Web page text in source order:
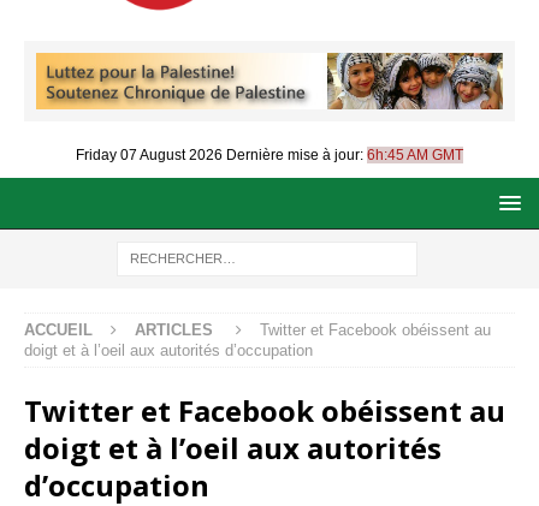
Friday 07 August 2026 Dernière mise à jour: 6h:45 AM GMT
ACCUEIL ARTICLES
Twitter et Facebook obéissent au
doigt et à l’oeil aux autorités d’occupation
Twitter et Facebook obéissent au
doigt et à l’oeil aux autorités
d’occupation